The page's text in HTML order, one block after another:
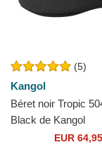
(5)
Kangol
Béret noir Tropic
Black de Kangol
EUR 64,95